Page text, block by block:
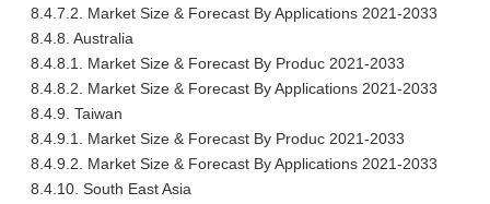
8.4.7.2. Market Size & Forecast By Applications 2021-2033
8.4.8. Australia
8.4.8.1. Market Size & Forecast By Produc 2021-2033
8.4.8.2. Market Size & Forecast By Applications 2021-2033
8.4.9. Taiwan
8.4.9.1. Market Size & Forecast By Produc 2021-2033
8.4.9.2. Market Size & Forecast By Applications 2021-2033
8.4.10. South East Asia